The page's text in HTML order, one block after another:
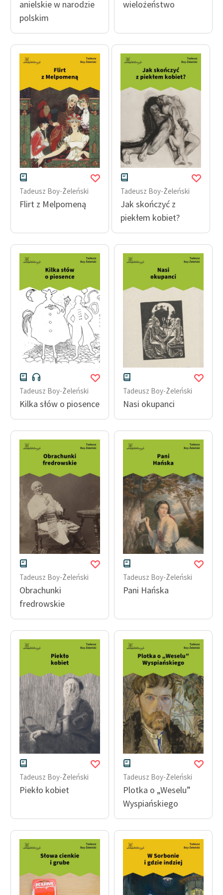
Ręce pełne poezji
Kolekcje edukacyjne
do domeny publicznej,
lektur szkolnych oraz
Starego Testamentu
Odkurzamy bohaterów
Szkoła Poezji Wolnych
Lektur
O nas
Kontakt
O projekcie
Zespół
Zasady wykorzystania
Wolnych Lektur
Materiały promocyjne
Polityka prywatności
Regulamin biblioteki
Dane fundacji i
Regulamin darowizn
Informacja o treściach
wrażliwych
Deklaracja dostępności
anielskie w narodzie
polskim
wielożeństwo
Tadeusz Boy-Żeleński
Flirt z Melpomeną
Tadeusz Boy-Żeleński
Jak skończyć z
piekłem kobiet?
Tadeusz Boy-Żeleński
Kilka słów o piosence
Tadeusz Boy-Żeleński
Nasi okupanci
Tadeusz Boy-Żeleński
Obrachunki
fredrowskie
Tadeusz Boy-Żeleński
Pani Hańska
Tadeusz Boy-Żeleński
Piekło kobiet
Tadeusz Boy-Żeleński
Plotka o „Weselu”
Wyspiańskiego